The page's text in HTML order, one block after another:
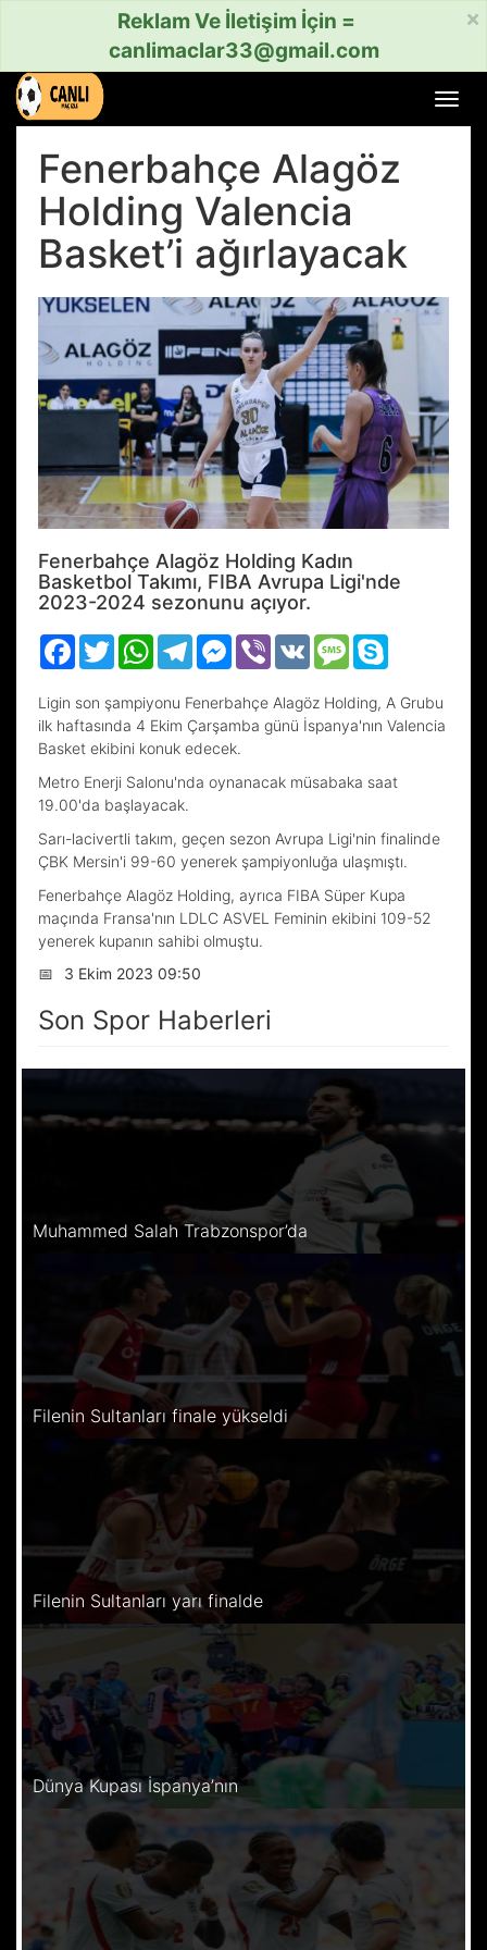
×
Reklam Ve İletişim İçin =
canlimaclar33@gmail.com
aç
Fenerbahçe Alagöz
Holding Valencia
Basket’i ağırlayacak
Fenerbahçe Alagöz Holding Kadın
Basketbol Takımı, FIBA Avrupa Ligi'nde
2023-2024 sezonunu açıyor.
Facebook
TwitterWhatsAppTelegramMessenger
Viber VK Message
Ligin son şampiyonu Fenerbahçe Alagöz Holding, A Grubu
ilk haftasında 4 Ekim Çarşamba günü İspanya'nın Valencia
Basket ekibini konuk edecek.
Metro Enerji Salonu'nda oynanacak müsabaka saat
19.00'da başlayacak.
Sarı-lacivertli takım, geçen sezon Avrupa Ligi'nin finalinde
ÇBK Mersin'i 99-60 yenerek şampiyonluğa ulaşmıştı.
Fenerbahçe Alagöz Holding, ayrıca FIBA Süper Kupa
maçında Fransa'nın LDLC ASVEL Feminin ekibini 109-52
yenerek kupanın sahibi olmuştu.
📅
3 Ekim 2023 09:50
Son Spor Haberleri
Muhammed Salah Trabzonspor’da
Filenin Sultanları finale yükseldi
Filenin Sultanları yarı finalde
Dünya Kupası İspanya’nın